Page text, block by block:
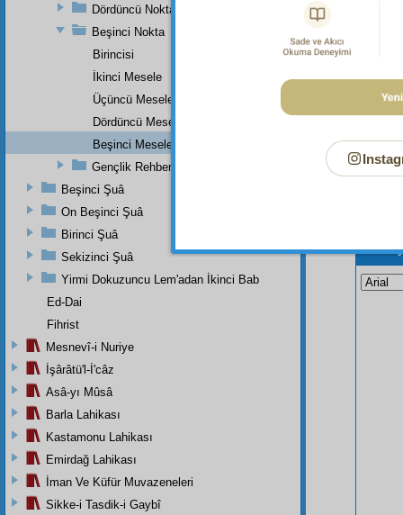
Bu
Dördüncü Nokta
Beşinci Nokta
Birincisi
İkinci Mesele
Üçüncü Mesele
Dördüncü Mesele
Beşinci Mesele
Gençlik Rehberi'nin Küçük Bir Haşiyesi
Beşinci Şuâ
On Beşinci Şuâ
Birinci Şuâ
Sekizinci Şuâ
Yirmi Dokuzuncu Lem'adan İkinci Bab
Ed-Dai
Fihrist
Mesnevî-i Nuriye
İşârâtü'l-İ'câz
Asâ-yı Mûsâ
Barla Lahikası
Kastamonu Lahikası
Emirdağ Lahikası
İman Ve Küfür Muvazeneleri
Sikke-i Tasdik-i Gaybî